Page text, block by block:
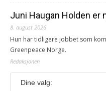
Juni Haugan Holden er
8. august 2026
Hun har tidligere jobbet som
Greenpeace Norge.
Redaksjonen
Journalist fra Vietnam
Dine valg: